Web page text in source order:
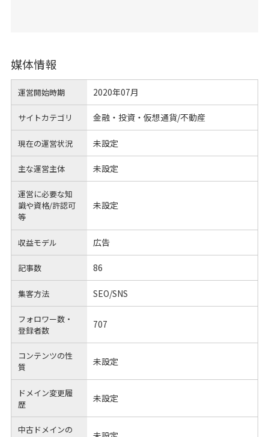
媒体情報
運営開始時期 2020年07月
サイトカテゴリ 金融・投資・仮想通貨/不動産
現在の運営状況 未設定
主な運営主体 未設定
運営に必要な知
識や資格/許認可
等
未設定
収益モデル 広告
記事数 86
集客方法 SEO/SNS
フォロワー数・
登録者数
707
コンテンツの性
質
未設定
ドメイン変更履
歴
未設定
中古ドメインの